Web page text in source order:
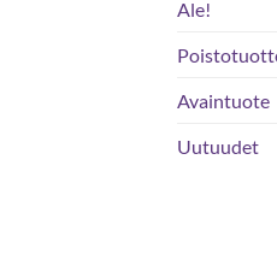
Ale!
Avaintuote
Uutuudet